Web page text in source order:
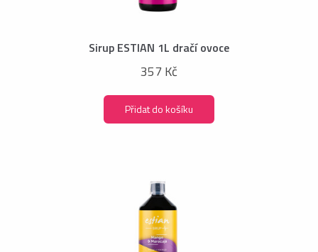
Sirup ESTIAN 1L dračí ovoce
357 Kč
Přidat do košíku